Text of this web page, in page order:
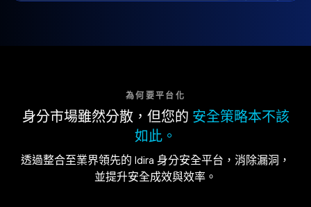
為何要平台化
身分市場雖然分散，但您的 安全策略本不該
如此。
透過整合至業界領先的 Idira 身分安全平台，消除漏洞，
並提升安全成效與效率。